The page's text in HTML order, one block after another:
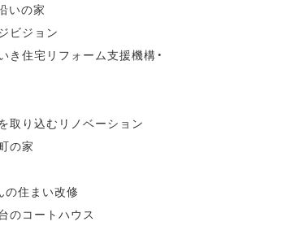
いの家
ビジョン
き住宅リフォーム支援機構・
取り込むリノベーション
の家
の住まい改修
のコートハウス